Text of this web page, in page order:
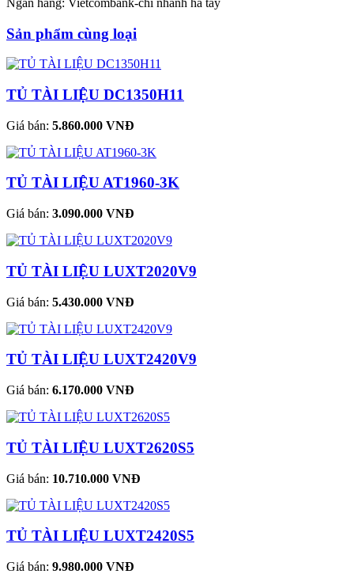
Sản phẩm cùng loại
TỦ TÀI LIỆU DC1350H11
Giá bán: 5.860.000 VNĐ
TỦ TÀI LIỆU AT1960-3K
Giá bán: 3.090.000 VNĐ
TỦ TÀI LIỆU LUXT2020V9
Giá bán: 5.430.000 VNĐ
TỦ TÀI LIỆU LUXT2420V9
Giá bán: 6.170.000 VNĐ
TỦ TÀI LIỆU LUXT2620S5
Giá bán: 10.710.000 VNĐ
TỦ TÀI LIỆU LUXT2420S5
Giá bán: 9.980.000 VNĐ